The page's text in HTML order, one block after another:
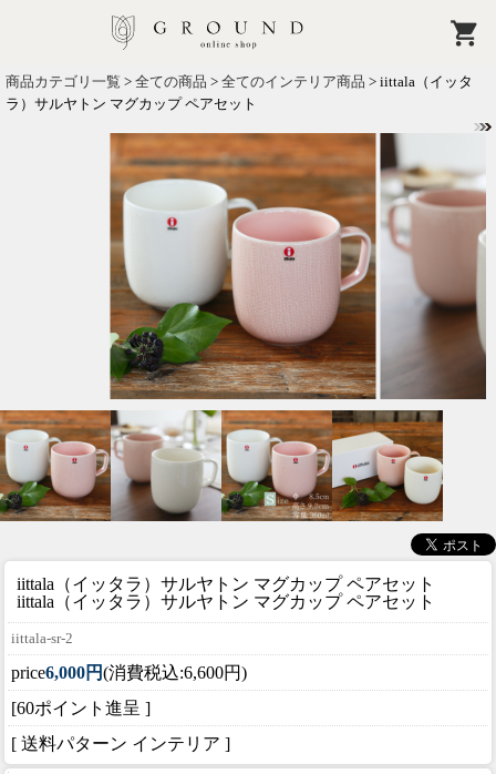
商品カテゴリ一覧 > 全ての商品 > 全てのインテリア商品 > iittala（イッタ
ラ）サルヤトン マグカップ ペアセット
iittala（イッタラ）サルヤトン マグカップ ペアセット
iittala（イッタラ）サルヤトン マグカップ ペアセット
iittala-sr-2
price6,000円(消費税込:6,600円)
[60ポイント進呈 ]
[ 送料パターン インテリア ]